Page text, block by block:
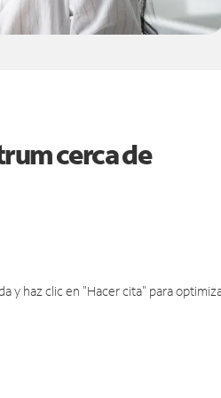
cerca de
y haz clic en "Hacer cita" para